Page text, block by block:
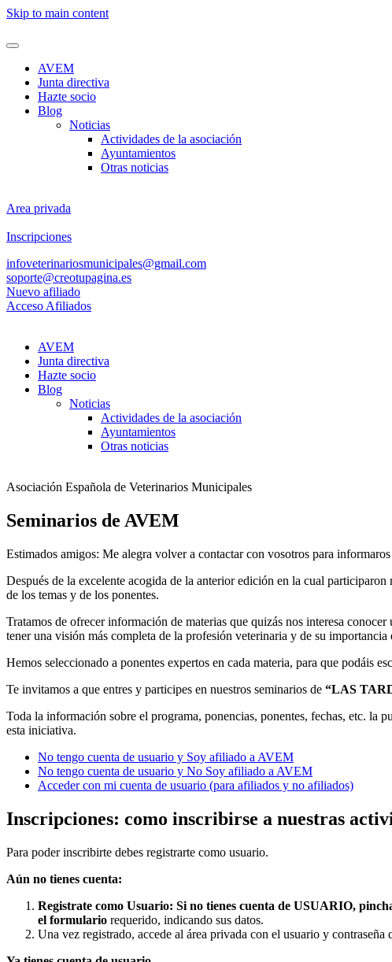
Skip to main content
AVEM
Junta directiva
Hazte socio
Blog
Noticias
Actividades de la asociación
Ayuntamientos
Otras noticias
Area privada
Inscripciones
infoveterinariosmunicipales@gmail.com
soporte@creotupagina.es
Nuevo afiliado
Acceso Afiliados
AVEM
Junta directiva
Hazte socio
Blog
Noticias
Actividades de la asociación
Ayuntamientos
Otras noticias
Asociación Española de Veterinarios Municipales
Seminarios de AVEM
Estimados amigos: Me alegra volver a contactar con vosotros para
Después de la excelente acogida de la anterior edición en la cual
de los temas y de los ponentes.
Tratamos de ofrecer información de materias que quizás nos interesa
tener una visión más completa de la profesión veterinaria y de su
Hemos seleccionado a ponentes expertos en cada materia, para que podáis
Te invitamos a que entres y participes en nuestros seminarios de “LAS
Toda la información sobre el programa, ponencias, ponentes, fechas, etc. la
esta iniciativa.
No tengo cuenta de usuario y Soy afiliado a AVEM
No tengo cuenta de usuario y No Soy afiliado a AVEM
Acceder con mi cuenta de usuario (para afiliados y no afiliados)
Inscripciones: como inscribirse a nuestras
Para poder inscribirte debes registrarte como usuario.
Aún no tienes cuenta:
Registrate como Usuario: Si no tienes cuenta de USUARIO,
el formulario requerido, indicando sus datos.
Una vez registrado, accede al área privada con el usuario y